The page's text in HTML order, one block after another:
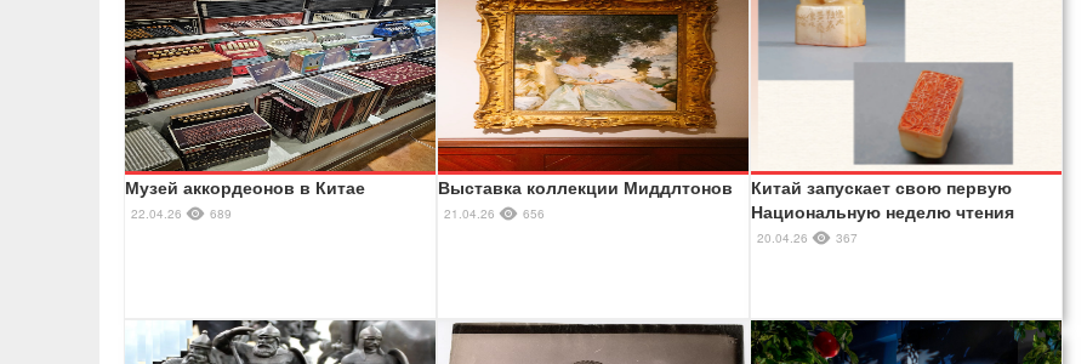
Музей аккордеонов в Китае
22.04.26 689
Выставка коллекции Миддлтонов
21.04.26 656
Китай запускает свою первую
Национальную неделю чтения
20.04.26 367